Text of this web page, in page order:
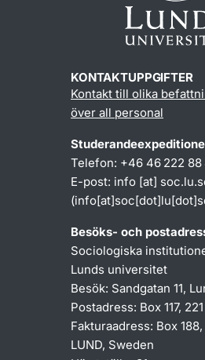
KONTAKTUPPGIFTER
Kontakt till olika
över all personal
Telefon: +46 46 222 88
E-post: info [at] soc.lu.
Besöks- och
Sociologiska
Lunds universitet
Besök: Sandgatan 11,
Postadress: Box 117,
Fakturaadress: Box
LUND, Sweden